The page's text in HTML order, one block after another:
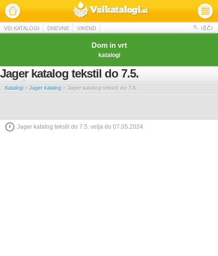
VSI KATALOGI DNEVNE VIKEND IŠČI
Dom in vrt
katalogi
Jager katalog tekstil do 7.5.
Katalogi » Jager katalog » Jager katalog tekstil do 7.5.
Jager katalog tekstil do 7.5. velja do 07.05.2024.